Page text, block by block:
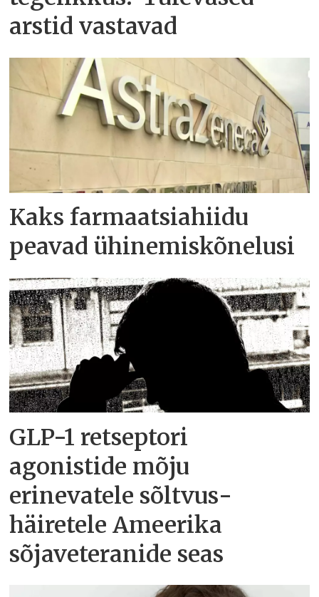
arstid vastavad
Kaks farmaatsiahiidu
peavad ühinemiskõnelusi
GLP-1 retseptori
agonistide mõju
erinevatele sõltvus­
häiretele Ameerika
sõjaveteranide seas